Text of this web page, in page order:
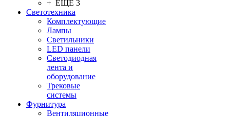
+ ЕЩЕ 3
Светотехника
Комплектующие
Лампы
Светильники
LED панели
Светодиодная
лента и
оборудование
Трековые
системы
Фурнитура
Вентиляционные